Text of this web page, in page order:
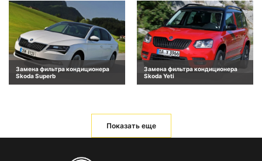
Замена фильтра кондиционера
Skoda Superb
Замена фильтра кондиционера
Skoda Yeti
Показать еще